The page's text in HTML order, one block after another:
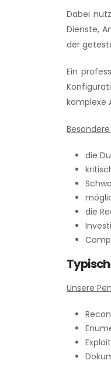
Dabei
Dienste,
der
Ein
komplexe
die
die
Unsere